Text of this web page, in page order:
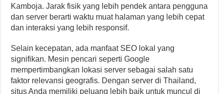
Kamboja. Jarak fisik yang lebih pendek antara pengguna
dan server berarti waktu muat halaman yang lebih cepat
dan interaksi yang lebih responsif.
Selain kecepatan, ada manfaat SEO lokal yang
signifikan. Mesin pencari seperti Google
mempertimbangkan lokasi server sebagai salah satu
faktor relevansi geografis. Dengan server di Thailand,
situs Anda memiliki peluang lebih baik untuk muncul di